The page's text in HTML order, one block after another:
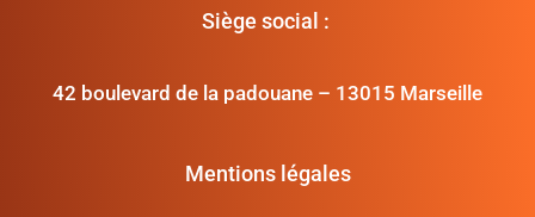
Siège social :
42 boulevard de la padouane – 13015 Marseille
Mentions légales